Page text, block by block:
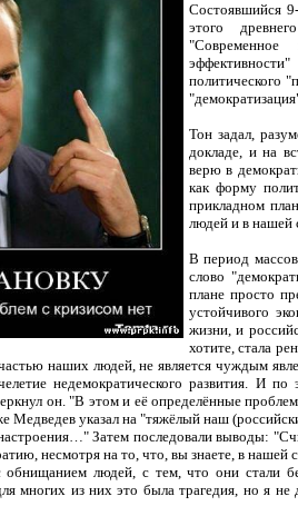
Состоявшийся
этого
"Современное
политического
Тон задал,
докладе, и на
верю в
как форму
прикладном
людей и в нашей
В период
слово
плане просто
устойчивого
жизни, и
хотите, стала
наших людей, не является чуждым
недемократического развития. И
он. "В этом и её определённые
Медведев указал на "тяжёлый наш
Затем последовали выводы:
несмотря на то, что, вы знаете, в
людей, с тем, что они стали
многих из них это была трагедия, но я